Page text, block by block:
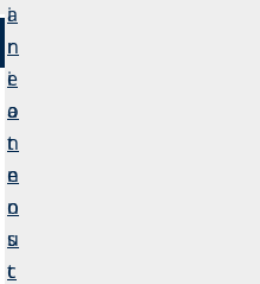
i
n
e
a
n
n
o
s
c
a
r
i
o
t
e
n
u
t